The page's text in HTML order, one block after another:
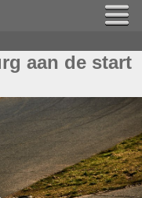
aan de start